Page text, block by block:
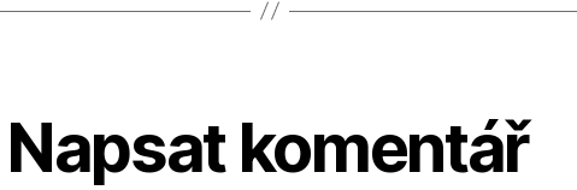
Napsat komentář